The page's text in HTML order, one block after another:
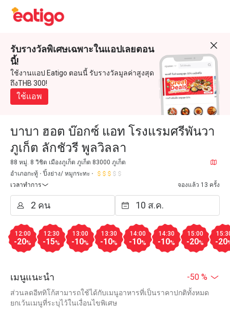
รับรางวัลพิเศษเฉพาะในแอปเลยตอน
นี้!
ใช้งานแอป Eatigo ตอนนี้ รับรางวัลมูลค่าสูงสุด
ถึงTHB 300!
ใช้แอพ
บาบา ฮอต บ๊อกซ์ แอท โรงแรมศรีพันวา
ภูเก็ต ลักชัวรี พูลวิลลา
88 หมู่. 8 วิชิต เมืองภูเก็ต ภูเก็ต 83000 ภูเก็ต
อำเภอกะทู้
ปิ้งย่าง/ หมูกระทะ
เวลาทำการ
จองแล้ว 13 ครั้ง
12:00
-20%
12:30
-15%
13:00
-10%
13:30
-10%
14:00
-10%
14:30
-10%
15:00
-20% -20
เมนูแนะนำ -50 %
ส่วนลดอีททิโก้สามารถใช้ได้กับเมนูอาหารที่เป็นราคาปกติทั้งหมด
ยกเว้นเมนูที่ระบุไว้ในเงื่อนไขพิเศษ